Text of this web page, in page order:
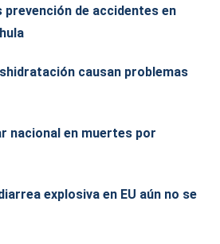
prevención de accidentes en
causan problemas
nacional en muertes por
explosiva en EU aún no se